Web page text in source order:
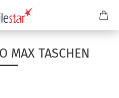
MAX TASCHEN